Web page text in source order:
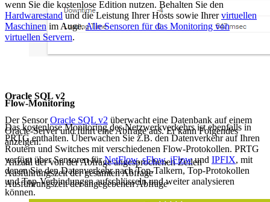
Oracle SQL v2
Der SensorOracle SQL v2 überwacht eine Datenbank auf einem
Oracle-Server und führt eine Abfrage aus. Er kann Folgendes
anzeigen:
Anzahl der von der Abfrage angesprochenen Zeilen
Ausführungszeit der gesamten Abfrage
Ausführungszeit der angegebenen Abfrage
wenn Sie die kostenlose Edition nutzen. Behalten Sie den
Hardwarestandund die Leistung Ihrer Hosts sowie Ihrervirtuellen
Maschinen im Auge.Alle Sensoren für das Monitoring von
virtuellen Servern.
Flow-Monitoring
Das kostenlose Monitoring des Netzwerkverkehrs ist ebenfalls in
PRTG enthalten. Überwachen Sie z.B. den Datenverkehr auf Ihren
Routern und Switches mit verschiedenen Flow-Protokollen. PRTG
verfügt über Sensoren fürNetFlow,sFlow,jFlowund IPFIX, mit
denen Sie den Datenverkehr nach Top-Talkern, Top-Protokollen
und Top-Verbindungen aufschlüsseln und weiter analysieren
können.